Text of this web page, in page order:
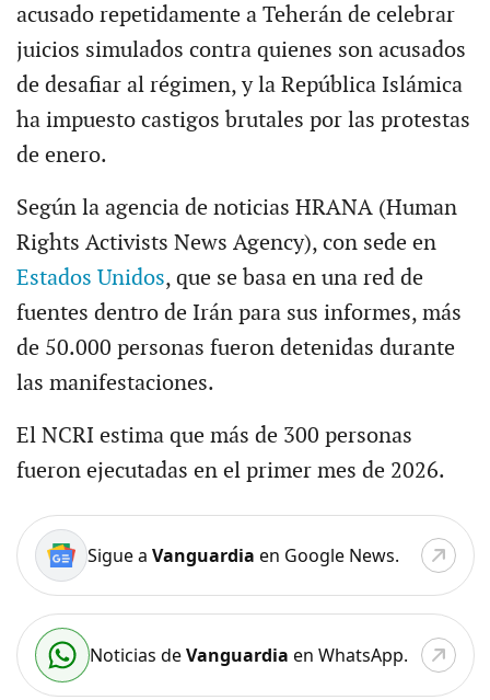
acusado repetidamente a Teherán de celebrar
juicios simulados contra quienes son acusados
de desafiar al régimen, y la República Islámica
ha impuesto castigos brutales por las protestas
de enero.
Según la agencia de noticias HRANA (Human
Rights Activists News Agency), con sede en
Estados Unidos, que se basa en una red de
fuentes dentro de Irán para sus informes, más
de 50.000 personas fueron detenidas durante
las manifestaciones.
El NCRI estima que más de 300 personas
fueron ejecutadas en el primer mes de 2026.
Sigue a Vanguardia en Google News.
Noticias deVanguardia en WhatsApp.